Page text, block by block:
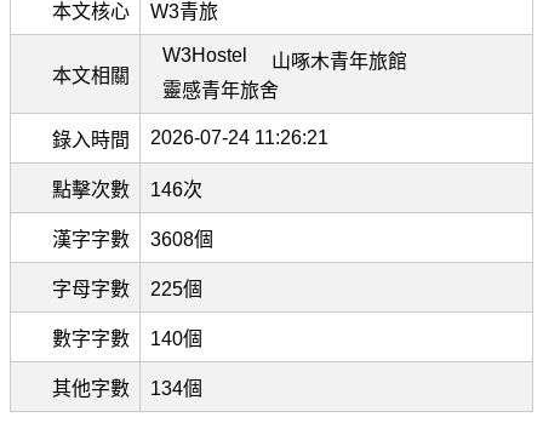
本文核心 W3青旅
本文相關
W3Hostel
山啄木青年旅館
靈感青年旅舍
錄入時間 2026-07-24 11:26:21
點擊次數 146次
漢字字數 3608個
字母字數 225個
數字字數 140個
其他字數 134個